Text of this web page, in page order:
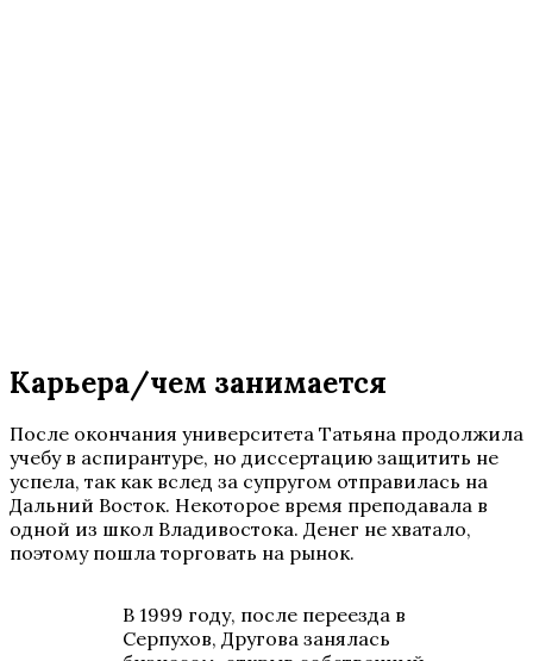
Карьера/чем занимается
После окончания университета Татьяна продолжила
учебу в аспирантуре, но диссертацию защитить не
успела, так как вслед за супругом отправилась на
Дальний Восток. Некоторое время преподавала в
одной из школ Владивостока. Денег не хватало,
поэтому пошла торговать на рынок.
В 1999 году, после переезда в
Серпухов, Другова занялась